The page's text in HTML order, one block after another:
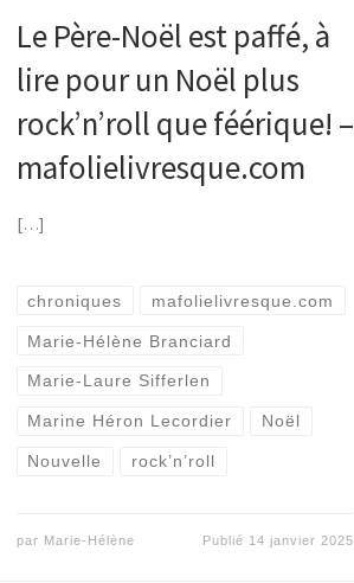
Le Père-Noël est paffé, à
lire pour un Noël plus
rock’n’roll que féérique! –
mafolielivresque.com
[…]
chroniques mafolielivresque.com
Marie-Hélène Branciard
Marie-Laure Sifferlen
Marine Héron Lecordier Noël
Nouvelle rock’n’roll
par Marie-Hélène Publié 14 janvier 2025